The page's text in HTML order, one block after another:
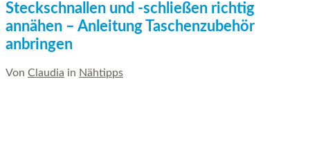
Steckschnallen und -schließen richtig
annähen – Anleitung Taschenzubehör
anbringen
Von Claudia in Nähtipps